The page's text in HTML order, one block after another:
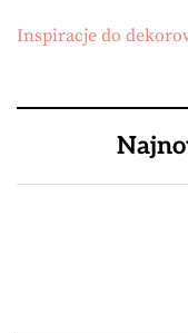
Inspiracje do